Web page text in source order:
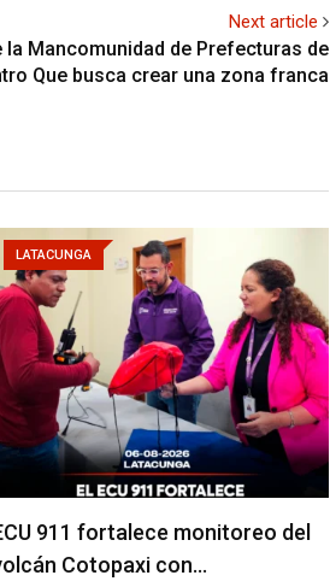
Next article
la Mancomunidad de Prefecturas de
Que busca crear una zona franca
LATACUNGA
911 fortalece monitoreo del
Cotopaxi con…